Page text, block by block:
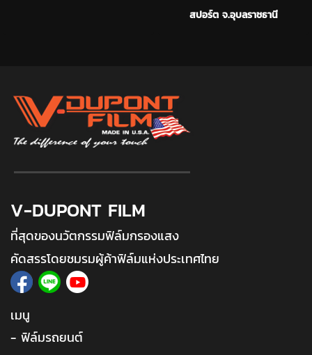
สปอร์ต จ.อุบลราชธานี
V-DUPONT FILM
ที่สุดของนวัตกรรมฟิล์มกรองแสง
คัดสรรโดยชมรมผู้ค้าฟิล์มแห่งประเทศไทย
เมนู
- ฟิล์มรถยนต์